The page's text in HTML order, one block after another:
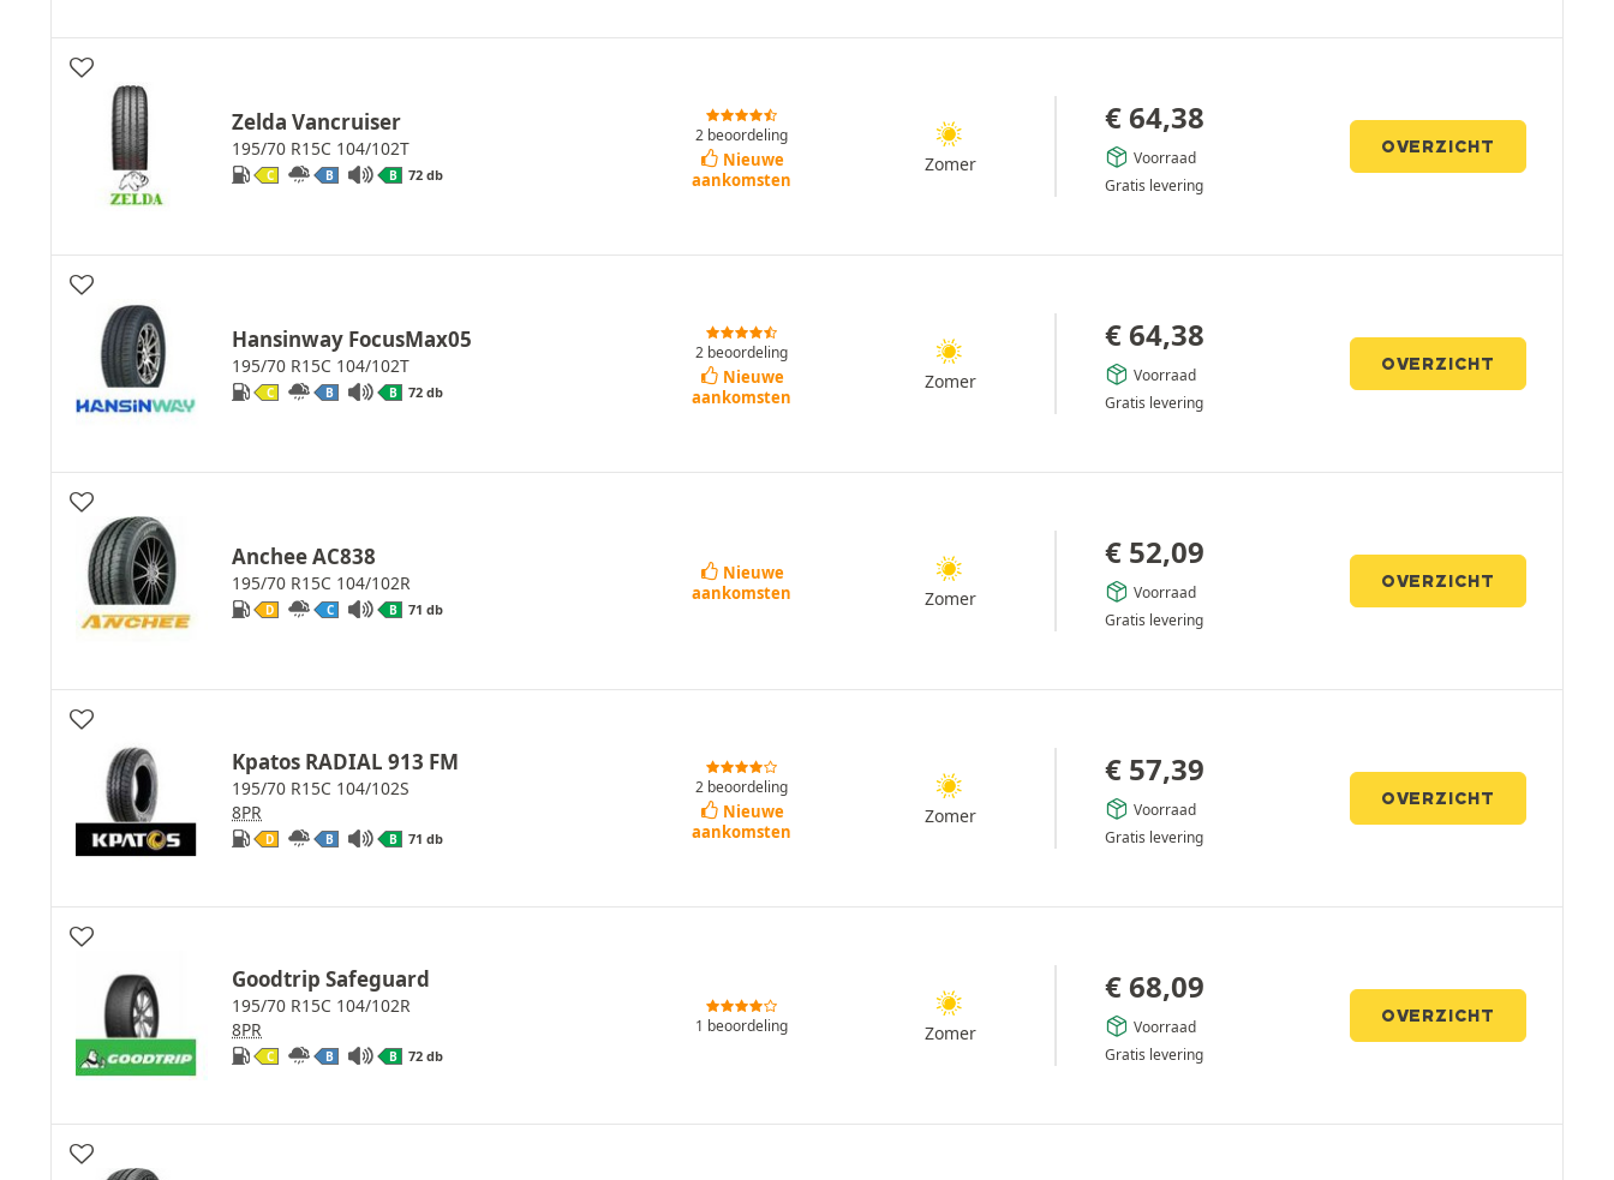
Zelda Vancruiser
195/70 R15C 104/102T
C B B 72 db
2 beoordeling
Nieuwe
aankomsten
Zomer
€64,38
Voorraad
Gratis levering
OVERZICHT
Hansinway FocusMax05
195/70 R15C 104/102T
C B B 72 db
2 beoordeling
Nieuwe
aankomsten
Zomer
€64,38
Voorraad
Gratis levering
OVERZICHT
Anchee AC838
195/70 R15C 104/102R
D C B 71 db
Nieuwe
aankomsten
Zomer
€ 52,09
Voorraad
Gratis levering
OVERZICHT
Kpatos RADIAL 913 FM
195/70 R15C 104/102S
8PR
D B B 71 db
2 beoordeling
Nieuwe
aankomsten
Zomer
€ 57,39
Voorraad
Gratis levering
OVERZICHT
Goodtrip Safeguard
195/70 R15C 104/102R
8PR
C B B 72 db
1 beoordeling Zomer
€68,09
Voorraad
Gratis levering
OVERZICHT